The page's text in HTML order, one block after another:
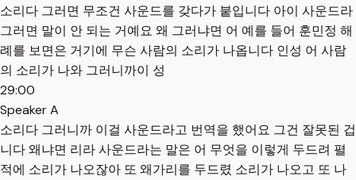
소리다 그러면 무조건 사운드를 갖다가 붙입니다 아이 사운드라
그러면 말이 안 되는 거예요 왜 그러냐면 어 예를 들어 훈민정 해
례를 보면은 거기에 무슨 사람의 소리가 나옵니다 인성 어 사람
의 소리가 나와 그러니까이 성
29:00
Speaker A
소리다 그러니까 이걸 사운드라고 번역을 했어요 그건 잘못된 겁
니다 왜냐면 리라 사운드라는 말은 어 무엇을 이렇게 두드려 펼
적에 소리가 나오잖아 또 왜가리를 두드렸 소리가 나오고 또 나